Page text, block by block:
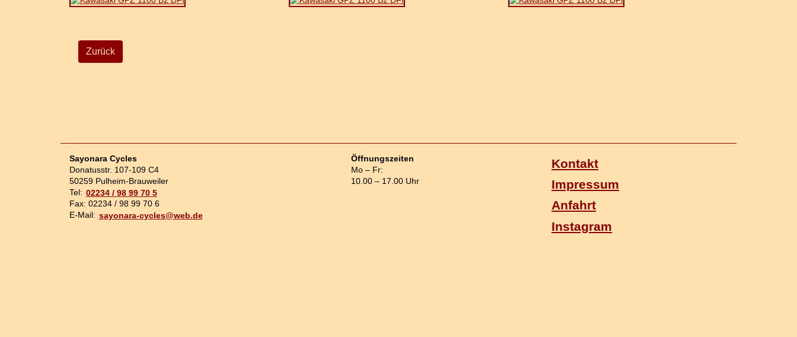
Zurück
Sayonara Cycles
Donatusstr. 107-109 C4
50259 Pulheim-Brauweiler
Tel: 02234 / 98 99 70 5
Fax: 02234 / 98 99 70 6
E-Mail: sayonara-cycles@web.de
Öffnungszeiten
Mo – Fr:
10.00 – 17.00 Uhr
Kontakt
Impressum
Anfahrt
Instagram